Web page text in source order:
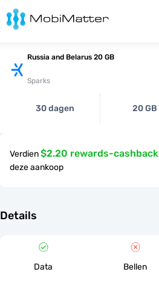
Russia and Belarus 20 GB
Sparks
30 dagen 20 GB
Verdien$2.20 rewards-cashback
deze aankoop
Details
Data Bellen